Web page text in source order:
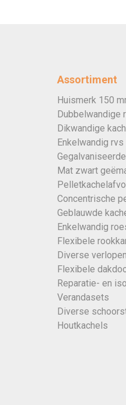
Assortiment
Huismerk 150
Dubbelwandige
Dikwandige
Enkelwandig
Mat zwart
Concentrische
Geblauwde
Enkelwandig
Flexibele
Diverse verlopen
Flexibele
Reparatie- en
Verandasets
Diverse
Houtkachels